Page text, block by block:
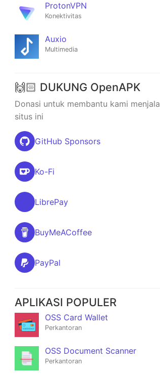
ProtonVPN
Konektivitas
Auxio
Multimedia
🙌🏻 DUKUNG OpenAPK
Donasi untuk membantu kami
situs ini
GitHub Sponsors
Ko-Fi
LibrePay
BuyMeACoffee
PayPal
APLIKASI POPULER
OSS Card Wallet
Perkantoran
OSS Document Scanner
Perkantoran